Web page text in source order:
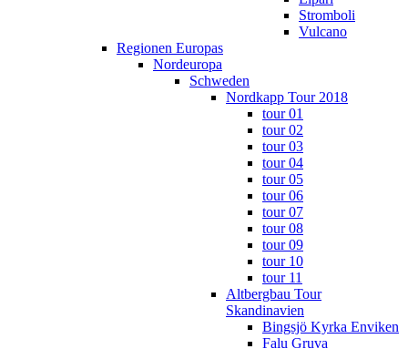
Stromboli
Vulcano
Regionen Europas
Nordeuropa
Schweden
Nordkapp Tour 2018
tour 01
tour 02
tour 03
tour 04
tour 05
tour 06
tour 07
tour 08
tour 09
tour 10
tour 11
Altbergbau Tour
Skandinavien
Bingsjö Kyrka Enviken
Falu Gruva